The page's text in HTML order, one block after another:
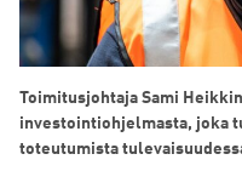
Toimitusjohtaja Sami
investointiohjelmasta, joka
toteutumista